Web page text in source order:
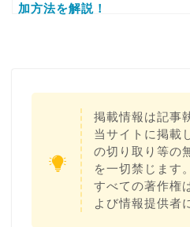
加方法を解説！
掲載情報は記事
当サイトに掲載
の切り取り等の
を一切禁じます。
すべての著作権
よび情報提供者